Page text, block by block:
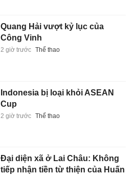
Quang Hải vượt kỷ lục của
Công Vinh
2 giờ trước Thể thao
Indonesia bị loại khỏi ASEAN
Cup
2 giờ trước Thể thao
Đại diện xã ở Lai Châu: Không
tiếp nhận tiền từ thiện của Huấn